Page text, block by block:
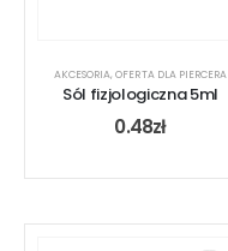
AKCESORIA,OFERTA DLA PIERCERA
Sól fizjologiczna 5ml
0.48zł